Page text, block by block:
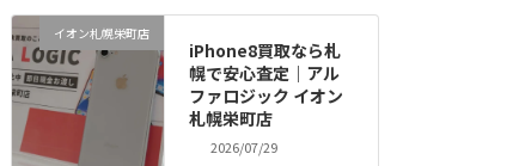
イオン札幌栄町店
iPhone8買取なら札
幌で安心査定｜アル
ファロジック イオン
札幌栄町店
2026/07/29